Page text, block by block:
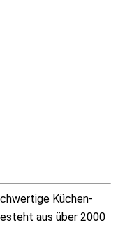
Küchen-
aus über 2000